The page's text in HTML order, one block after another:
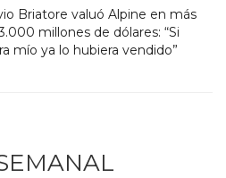
Briatore valuó Alpine en más
millones de dólares: “Si
mío ya lo hubiera vendido”